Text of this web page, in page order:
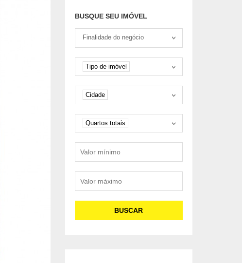
BUSQUE SEU IMÓVEL
Tipo negociação
Finalidade do negócio
Tipo de imóvel
Tipo de imóvel
Cidade
Cidade
Quartos
Quartos totais
BUSCAR